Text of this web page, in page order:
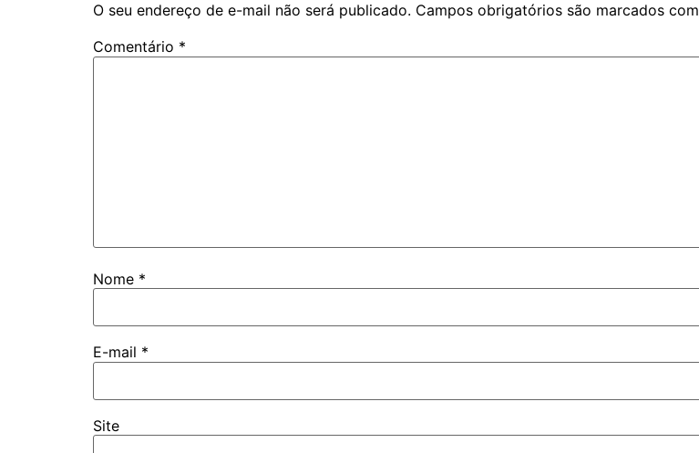
O seu endereço de e-mail não será publicado. Campos obrigatórios são marcados com
Comentário *
Nome *
E-mail *
Site